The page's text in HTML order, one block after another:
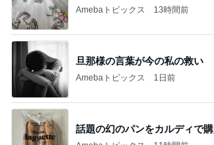
育休中にした3万円のアプリ課金
Amebaトピックス 17時間前